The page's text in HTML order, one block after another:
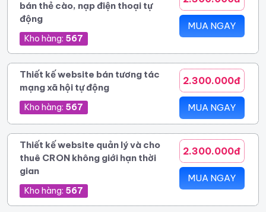
bán thẻ cào, nạp điện thoại tự
động
Kho hàng: 567
MUA NGAY
Thiết kế website bán tương tác
mạng xã hội tự động
Kho hàng: 567
2.300.000đ
MUA NGAY
Thiết kế website quản lý và cho
thuê CRON không giới hạn thời
gian
Kho hàng: 567
2.300.000đ
MUA NGAY